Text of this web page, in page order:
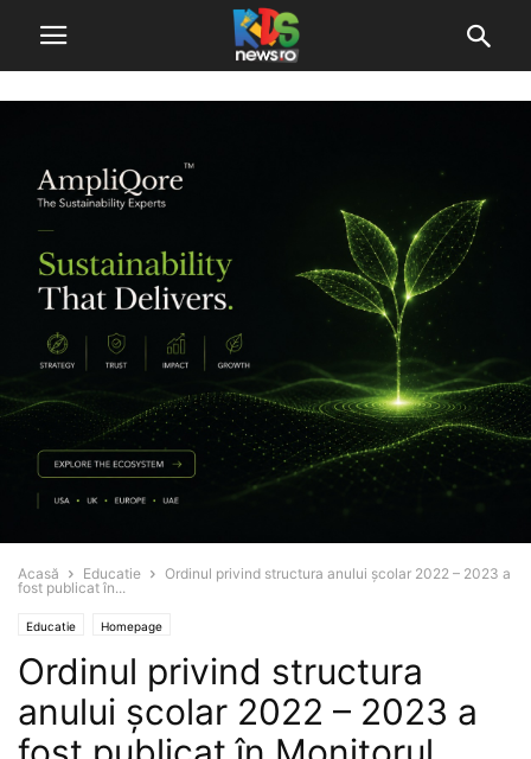
Acasă Educatie
Ordinul privind structura anului şcolar 2022 – 2023 a
fost publicat în...
Educatie Homepage
Ordinul privind structura
anului şcolar 2022 – 2023 a